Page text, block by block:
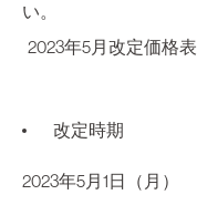
い。
2023年5月改定価格表
改定時期
2023年5月1日（月）